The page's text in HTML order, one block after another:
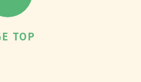
TOP